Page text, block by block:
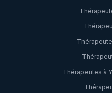
Thérapeutes à